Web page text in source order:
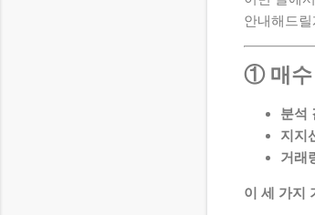
안내해드릴
① 매수
분석
지지
거래
이 세 가지